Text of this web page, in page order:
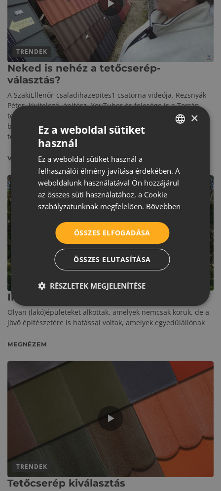
TRENDEK
Neked is nehéz a tetőcserép-
választás?
A SzakiEllenőr-csaladihazepites1 csatorna videója. Rezsnyák
Péter, kivitelező, építész, YouTuber és felesége is a Terrán
termékei mellett döntöttek. A videóból kiderül, hogy melyik
betoncserép-színt választották a Generon napelemes
tetőrendszer mellé.
VIDEÓ MEGTEKINTÉSE
EGYÉB KATEGÓRIA
Inspiráció Hollywoodból
Olyan (lakó)épületeket alkottak, amelyek nemcsak koruk, de a
jövő építészetére is hatással voltak, amelyek egyedülállónak
MEGNÉZEM
TRENDEK
Tetőcserép kiválasztás
ROMANIAN
SERBIAN
×
Ez a weboldal sütiket
használ
Ez a weboldal sütiket használ a
felhasználói élmény javítása érdekében. A
weboldalunk használatával Ön hozzájárul
az összes süti használatához, a Cookie
szabályzatunknak megfelelően. Bővebben
ÖSSZES ELFOGADÁSA
ÖSSZES ELUTASÍTÁSA
RÉSZLETEK MEGJELENÍTÉSE